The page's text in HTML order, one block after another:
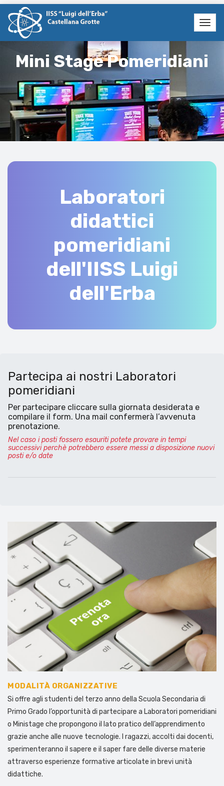
Mini Stage Pomeridiani
Laboratori
didattici
pomeridiani
dell'IISS Luigi
dell'Erba
Partecipa ai nostri Laboratori
pomeridiani
Per partecipare cliccare sulla giornata desiderata e
compilare il form. Una mail confermerà l’avvenuta
prenotazione.
Nel caso i posti fossero esauriti potete provare in tempi
successivi perchè potrebbero essere messi a disposizione nuovi
posti e/o date
MODALITÀ ORGANIZZATIVE
Si offre agli studenti del terzo anno della Scuola Secondaria di
Primo Grado l’opportunità di partecipare a Laboratori pomeridiani
o Ministage che propongono il lato pratico dell’apprendimento
grazie anche alle nuove tecnologie. I ragazzi, accolti dai docenti,
sperimenteranno il sapere e il saper fare delle diverse materie
attraverso esperienze formative articolate in brevi unità
didattiche.